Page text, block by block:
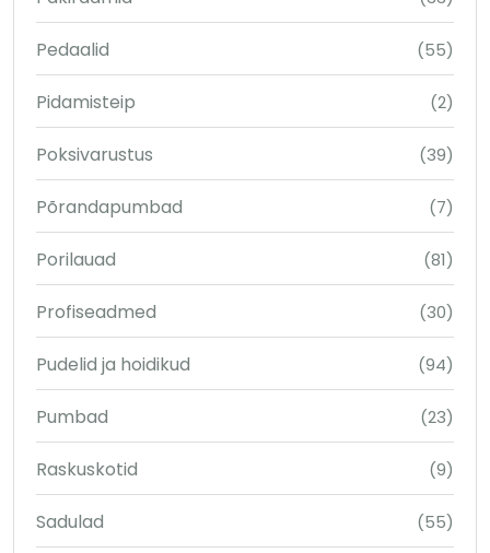
Pedaalid (55)
Pidamisteip (2)
Poksivarustus (39)
Põrandapumbad (7)
Porilauad (81)
Profiseadmed (30)
Pudelid ja hoidikud (94)
Pumbad (23)
Raskuskotid (9)
Sadulad (55)